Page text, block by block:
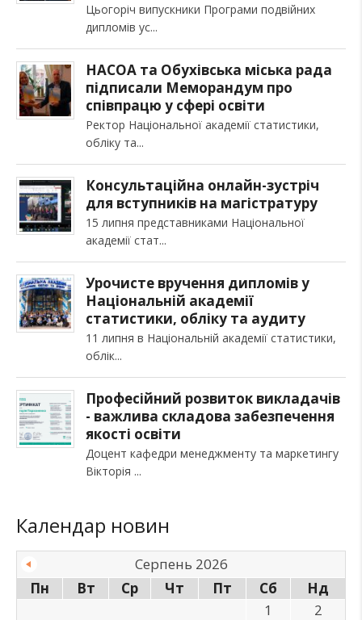
Цьогоріч випускники Програми подвійних
дипломів ус
НАСОА та Обухівська міська рада
підписали Меморандум про
співпрацю у сфері освіти
Ректор Національної академії статистики,
обліку та
Консультаційна онлайн-зустріч
для вступників на магістратуру
15 липня представниками Національної
академії стат
Урочисте вручення дипломів у
Національній академії
статистики, обліку та аудиту
11 липня в Національній академії статистики,
облік
Професійний розвиток викладачів
- важлива складова забезпечення
якості освіти
Доцент кафедри менеджменту та маркетингу
Вікторія
Календар новин
Серпень 2026
Пн
Вт Ср Чт Пт Сб
Нд
1
2